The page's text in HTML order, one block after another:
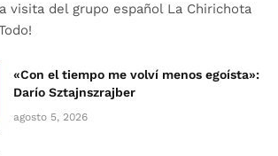
visita del grupo español La Chirichota
«Con el tiempo me volví menos egoísta»:
Darío Sztajnszrajber
agosto 5, 2026